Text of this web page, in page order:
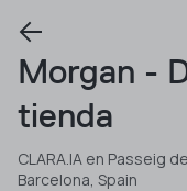
Morgan -
tienda
CLARA.IA en Passeig
Barcelona, Spain